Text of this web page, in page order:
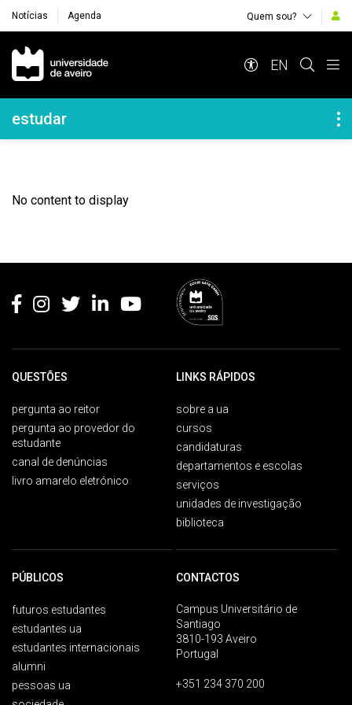
Notícias Agenda Quem sou?
Navegação Principal
EN
Navegação Lateral
estudar
No content to display
QUESTÕES
pergunta ao reitor
pergunta ao provedor do
estudante
canal de denúncias
livro amarelo eletrónico
LINKS RÁPIDOS
sobre a ua
cursos
candidaturas
departamentos e escolas
serviços
unidades de investigação
biblioteca
PÚBLICOS
futuros estudantes
estudantes ua
estudantes internacionais
alumni
pessoas ua
CONTACTOS
Campus Universitário de
Santiago
3810-193 Aveiro
Portugal
+351 234 370 200